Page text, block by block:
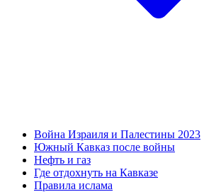
Война Израиля и Палестины 2023
Южный Кавказ после войны
Нефть и газ
Где отдохнуть на Кавказе
Правила ислама